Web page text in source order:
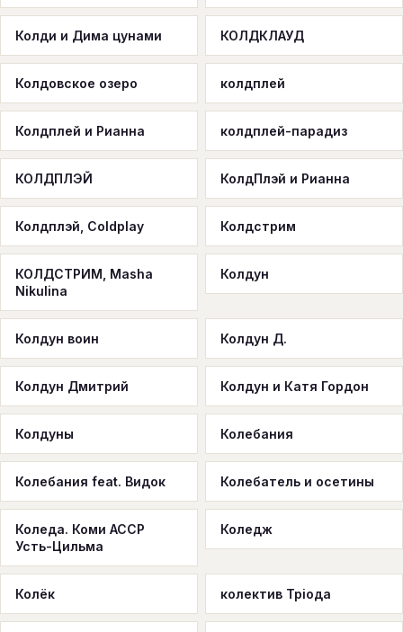
Колди и Дима цунами КОЛДКЛАУД
Колдовское озеро колдплей
Колдплей и Рианна колдплей-парадиз
КОЛДПЛЭЙ КолдПлэй и Рианна
Колдплэй, Coldplay Колдстрим
КОЛДСТРИМ, Masha
Nikulina
Колдун
Колдун воин Колдун Д.
Колдун Дмитрий Колдун и Катя Гордон
Колдуны Колебания
Колебания feat. Видок Колебатель и осетины
Коледа. Коми АССР
Усть-Цильма
Коледж
Колёк колектив Тріода